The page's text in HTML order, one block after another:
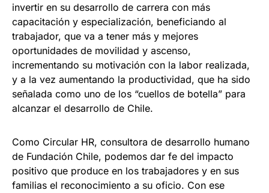
invertir en su desarrollo de carrera con más
capacitación y especialización, beneficiando al
trabajador, que va a tener más y mejores
oportunidades de movilidad y ascenso,
incrementando su motivación con la labor realizada,
y a la vez aumentando la productividad, que ha sido
señalada como uno de los “cuellos de botella” para
alcanzar el desarrollo de Chile.
Como Circular HR, consultora de desarrollo humano
de Fundación Chile, podemos dar fe del impacto
positivo que produce en los trabajadores y en sus
familias el reconocimiento a su oficio. Con ese